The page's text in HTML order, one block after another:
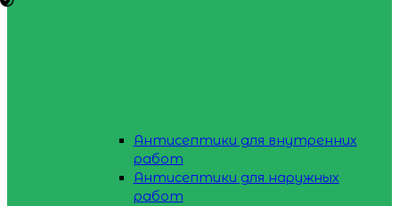
Антисептики для внутренних
работ
Антисептики для наружных
работ